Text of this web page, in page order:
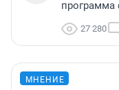
программа
27 280
МНЕНИЕ